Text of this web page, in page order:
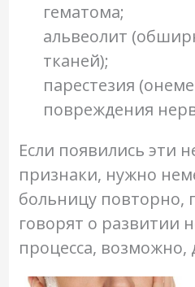
гематома;
альвеолит
тканей);
парестезия
повреждения
Если появились эти
признаки, нужно
больницу повторно,
говорят о развитии
процесса,